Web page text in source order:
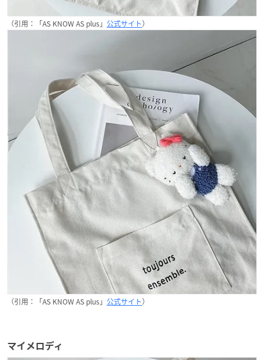
（引用：「AS KNOW AS plus」 公式サイト）
（引用：「AS KNOW AS plus」 公式サイト）
マイメロディ